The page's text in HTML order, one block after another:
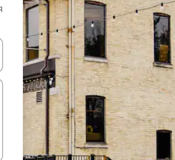
сторінкою клавіші зі стрілками